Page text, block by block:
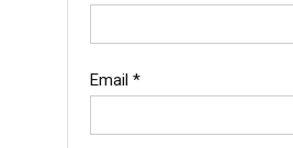
Email *